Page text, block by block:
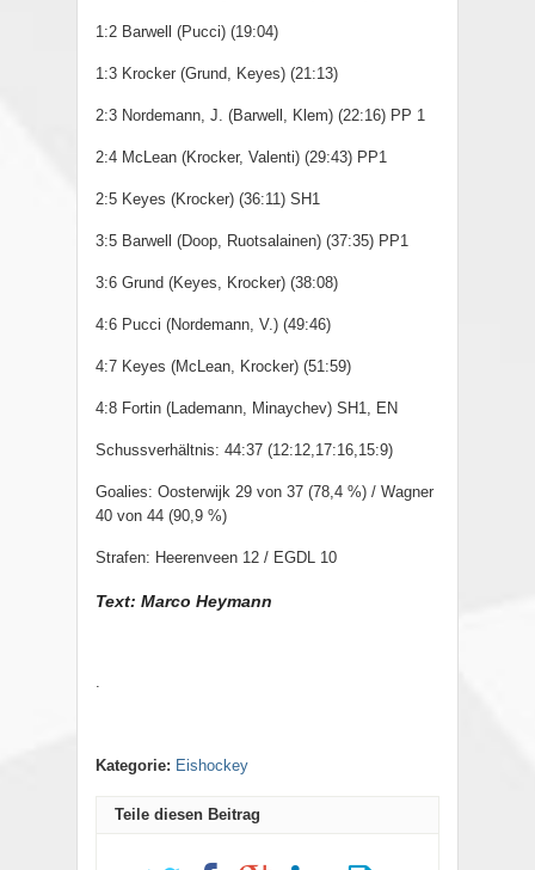
1:2 Barwell (Pucci) (19:04)
1:3 Krocker (Grund, Keyes) (21:13)
2:3 Nordemann, J. (Barwell, Klem) (22:16) PP 1
2:4 McLean (Krocker, Valenti) (29:43) PP1
2:5 Keyes (Krocker) (36:11) SH1
3:5 Barwell (Doop, Ruotsalainen) (37:35) PP1
3:6 Grund (Keyes, Krocker) (38:08)
4:6 Pucci (Nordemann, V.) (49:46)
4:7 Keyes (McLean, Krocker) (51:59)
4:8 Fortin (Lademann, Minaychev) SH1, EN
Schussverhältnis: 44:37 (12:12,17:16,15:9)
Goalies: Oosterwijk 29 von 37 (78,4 %) / Wagner
40 von 44 (90,9 %)
Strafen: Heerenveen 12 / EGDL 10
Text: Marco Heymann
Kategorie: Eishockey
Teile diesen Beitrag